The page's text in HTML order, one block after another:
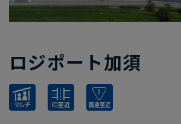
ロジポート加須